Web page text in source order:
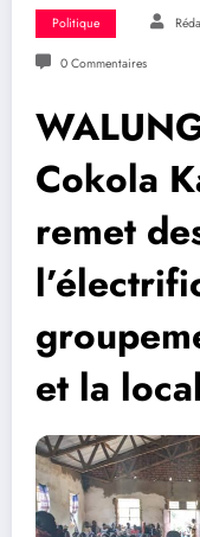
Politique
0 Commentaires
Cokola
remet
et la